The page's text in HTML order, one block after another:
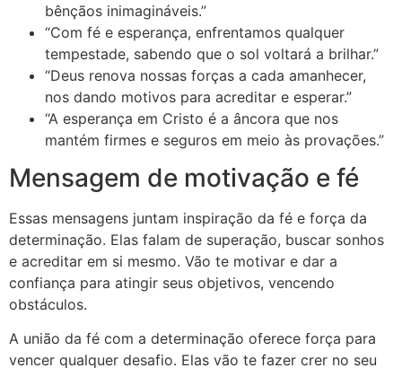
bênçãos inimagináveis.”
“Com fé e esperança, enfrentamos qualquer
tempestade, sabendo que o sol voltará a brilhar.”
“Deus renova nossas forças a cada amanhecer,
nos dando motivos para acreditar e esperar.”
“A esperança em Cristo é a âncora que nos
mantém firmes e seguros em meio às provações.”
Mensagem de motivação e fé
Essas mensagens juntam inspiração da fé e força da
determinação. Elas falam de superação, buscar sonhos
e acreditar em si mesmo. Vão te motivar e dar a
confiança para atingir seus objetivos, vencendo
obstáculos.
A união da fé com a determinação oferece força para
vencer qualquer desafio. Elas vão te fazer crer no seu